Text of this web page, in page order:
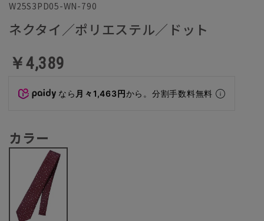
W25S3PD05-WN-790
ネクタイ／ポリエステル／ドット
￥4,389
なら 月々1,463円から。分割手数料無料
カラー